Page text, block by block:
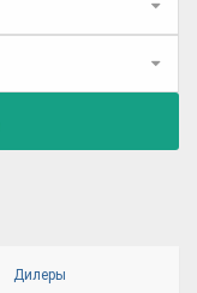
Дилеры